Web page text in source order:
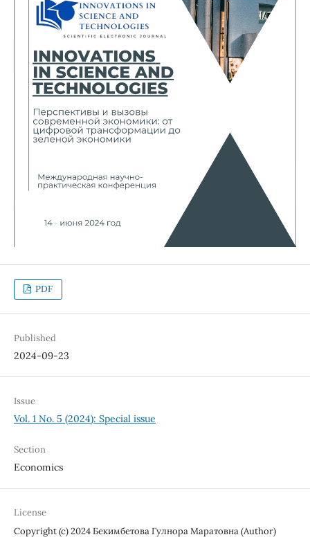
PDF
Published
2024-09-23
Issue
Vol. 1 No. 5 (2024): Special issue
Section
Economics
License
Copyright (c) 2024 Бекимбетова Гулнора Маратовна (Author)